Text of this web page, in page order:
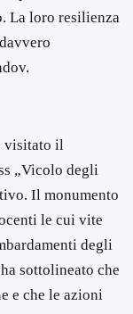
La loro resilienza
visitato il
„Vicolo degli
Il monumento
le cui vite
degli
sottolineato che
e che le azioni